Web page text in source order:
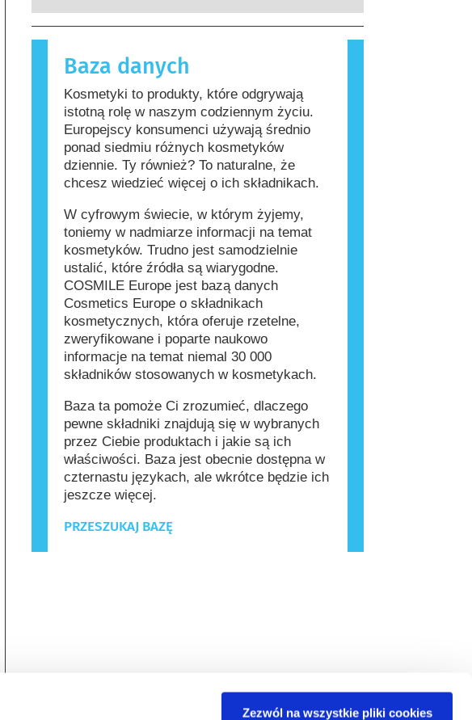
Zezwól na wszystkie pliki cookies
zobowiązane, obejmują wszystkie potencjalne
zagrożenia, w tym potencjalne zaburzenia
funkcjonowania układu hormonalnego.
nieszkodliwe. Substancja, która powoduje
reakcję alergiczną nazywana jest alergenem.
Kosmetyki i produkty do pielęgnacji ciała mogą
zawierać składniki, które dla niektórych osób
mogą okazać się alergizujące. Nie oznacza to
jednak, że produkt nie jest bezpieczny dla
innych.
Baza danych
Kosmetyki to produkty, które odgrywają
istotną rolę w naszym codziennym życiu.
Europejscy konsumenci używają średnio
ponad siedmiu różnych kosmetyków
dziennie. Ty również? To naturalne, że
chcesz wiedzieć więcej o ich składnikach.
W cyfrowym świecie, w którym żyjemy,
toniemy w nadmiarze informacji na temat
kosmetyków. Trudno jest samodzielnie
ustalić, które źródła są wiarygodne.
COSMILE Europe jest bazą danych
Cosmetics Europe o składnikach
kosmetycznych, która oferuje rzetelne,
zweryfikowane i poparte naukowo
informacje na temat niemal 30 000
składników stosowanych w kosmetykach.
Baza ta pomoże Ci zrozumieć, dlaczego
pewne składniki znajdują się w wybranych
przez Ciebie produktach i jakie są ich
właściwości. Baza jest obecnie dostępna w
czternastu językach, ale wkrótce będzie ich
jeszcze więcej.
PRZESZUKAJ BAZĘ